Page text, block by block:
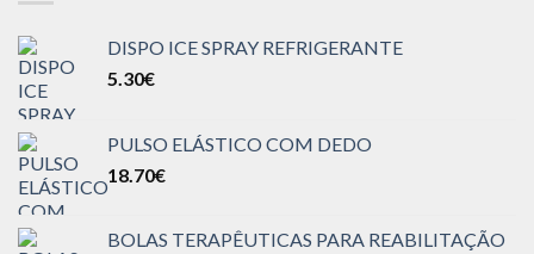
DISPO ICE SPRAY REFRIGERANTE
5.30€
PULSO ELÁSTICO COM DEDO
18.70€
BOLAS TERAPÊUTICAS PARA REABILITAÇÃO